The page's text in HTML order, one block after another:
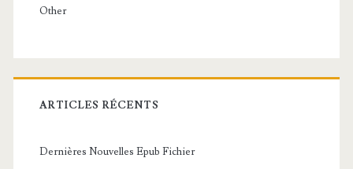
Other
ARTICLES RÉCENTS
Dernières Nouvelles Epub Fichier